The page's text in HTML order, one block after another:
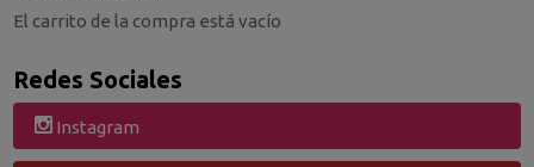
El carrito de la compra está vacío
Redes Sociales
Instagram